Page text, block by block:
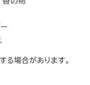
場合があります。